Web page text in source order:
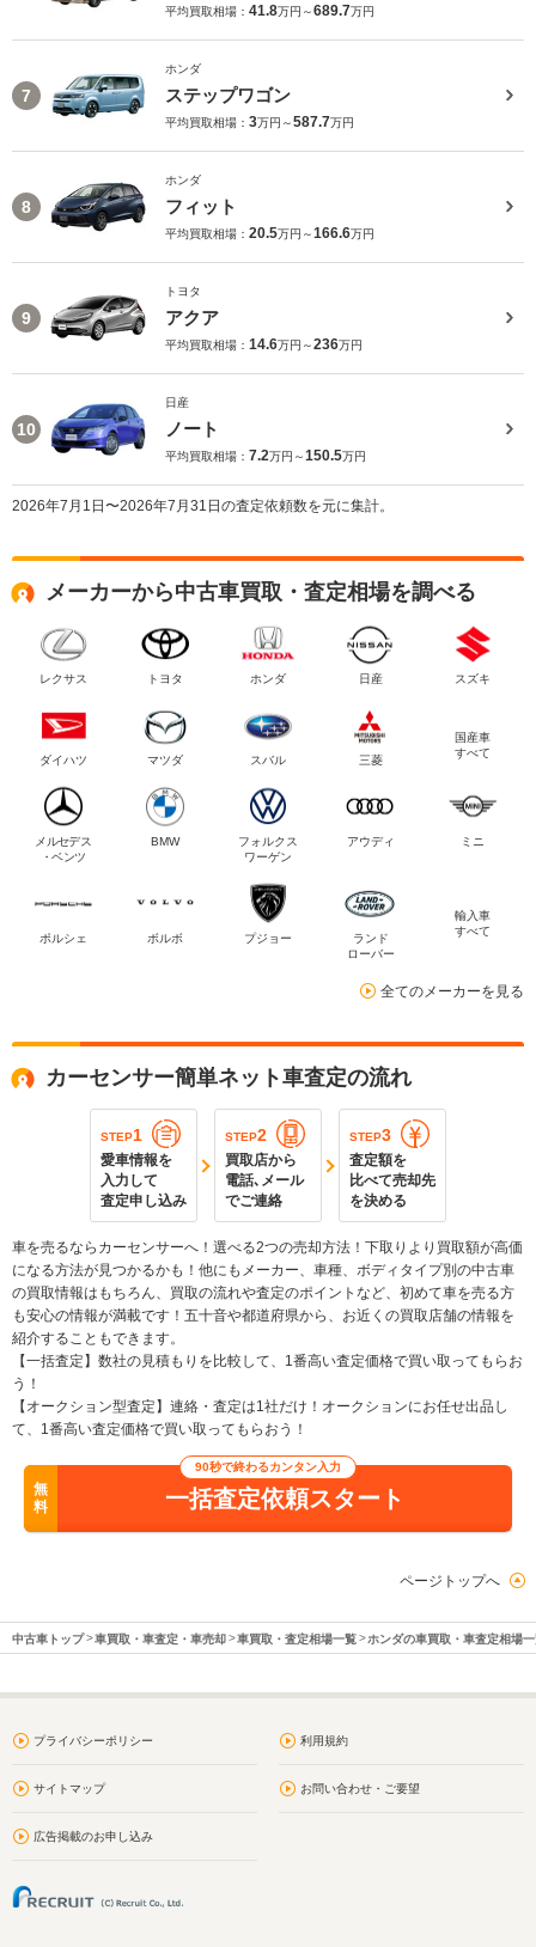
平均買取相場： 41.8万円～689.7万円
7
ホンダ
ステップワゴン
平均買取相場： 3万円～587.7万円
8
ホンダ
フィット
平均買取相場： 20.5万円～166.6万円
9
トヨタ
アクア
平均買取相場： 14.6万円～236万円
10
日産
ノート
平均買取相場： 7.2万円～150.5万円
2026年7月1日〜2026年7月31日の査定依頼数を元に集計。
メーカーから中古車買取・査定相場を調べる
レクサス トヨタ ホンダ 日産 スズキ
ダイハツ マツダ スバル 三菱
国産車
すべて
メルセデス
・ベンツ
BMW
フォルクス
ワーゲン
アウディ ミニ
ポルシェ ボルボ プジョー
ランド
ローバー
輸入車
すべて
全てのメーカーを見る
カーセンサー簡単ネット車査定の流れ
STEP1
愛車情報を
入力して
査定申し込み
STEP2
買取店から
電話､メール
でご連絡
STEP3
査定額を
比べて売却先
を決める
車を売るならカーセンサーへ！選べる2つの売却方法！下取りより買取額が高価
になる方法が見つかるかも！他にもメーカー、車種、ボディタイプ別の中古車
の買取情報はもちろん、買取の流れや査定のポイントなど、初めて車を売る方
も安心の情報が満載です！五十音や都道府県から、お近くの買取店舗の情報を
紹介することもできます。
【一括査定】数社の見積もりを比較して、1番高い査定価格で買い取ってもらお
う！
【オークション型査定】連絡・査定は1社だけ！オークションにお任せ出品し
て、1番高い査定価格で買い取ってもらおう！
無
料
90秒で終わるカンタン入力
一括査定依頼スタート
ページトップへ
中古車トップ 車買取・車査定・車売却 車買取・査定相場一覧 ホンダの車買取・車査定相場
プライバシーポリシー 利用規約
サイトマップ お問い合わせ・ご要望
広告掲載のお申し込み